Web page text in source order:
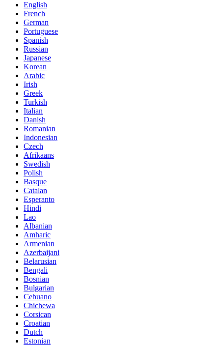
English
French
German
Portuguese
Spanish
Russian
Japanese
Korean
Arabic
Irish
Greek
Turkish
Italian
Danish
Romanian
Indonesian
Czech
Afrikaans
Swedish
Polish
Basque
Catalan
Esperanto
Hindi
Lao
Albanian
Amharic
Armenian
Azerbaijani
Belarusian
Bengali
Bosnian
Bulgarian
Cebuano
Chichewa
Corsican
Croatian
Dutch
Estonian